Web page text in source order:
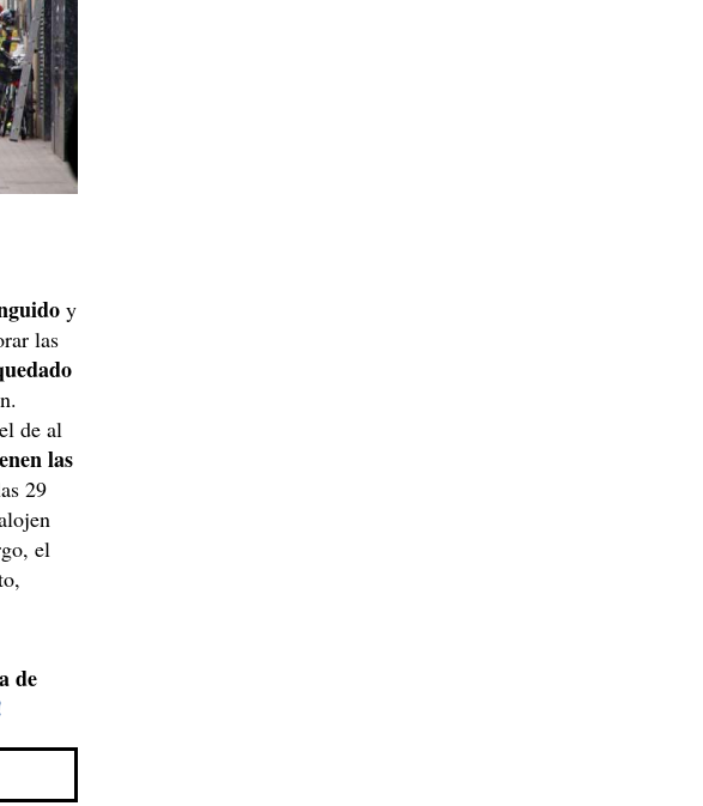
y
las
de al
las
29
el
de